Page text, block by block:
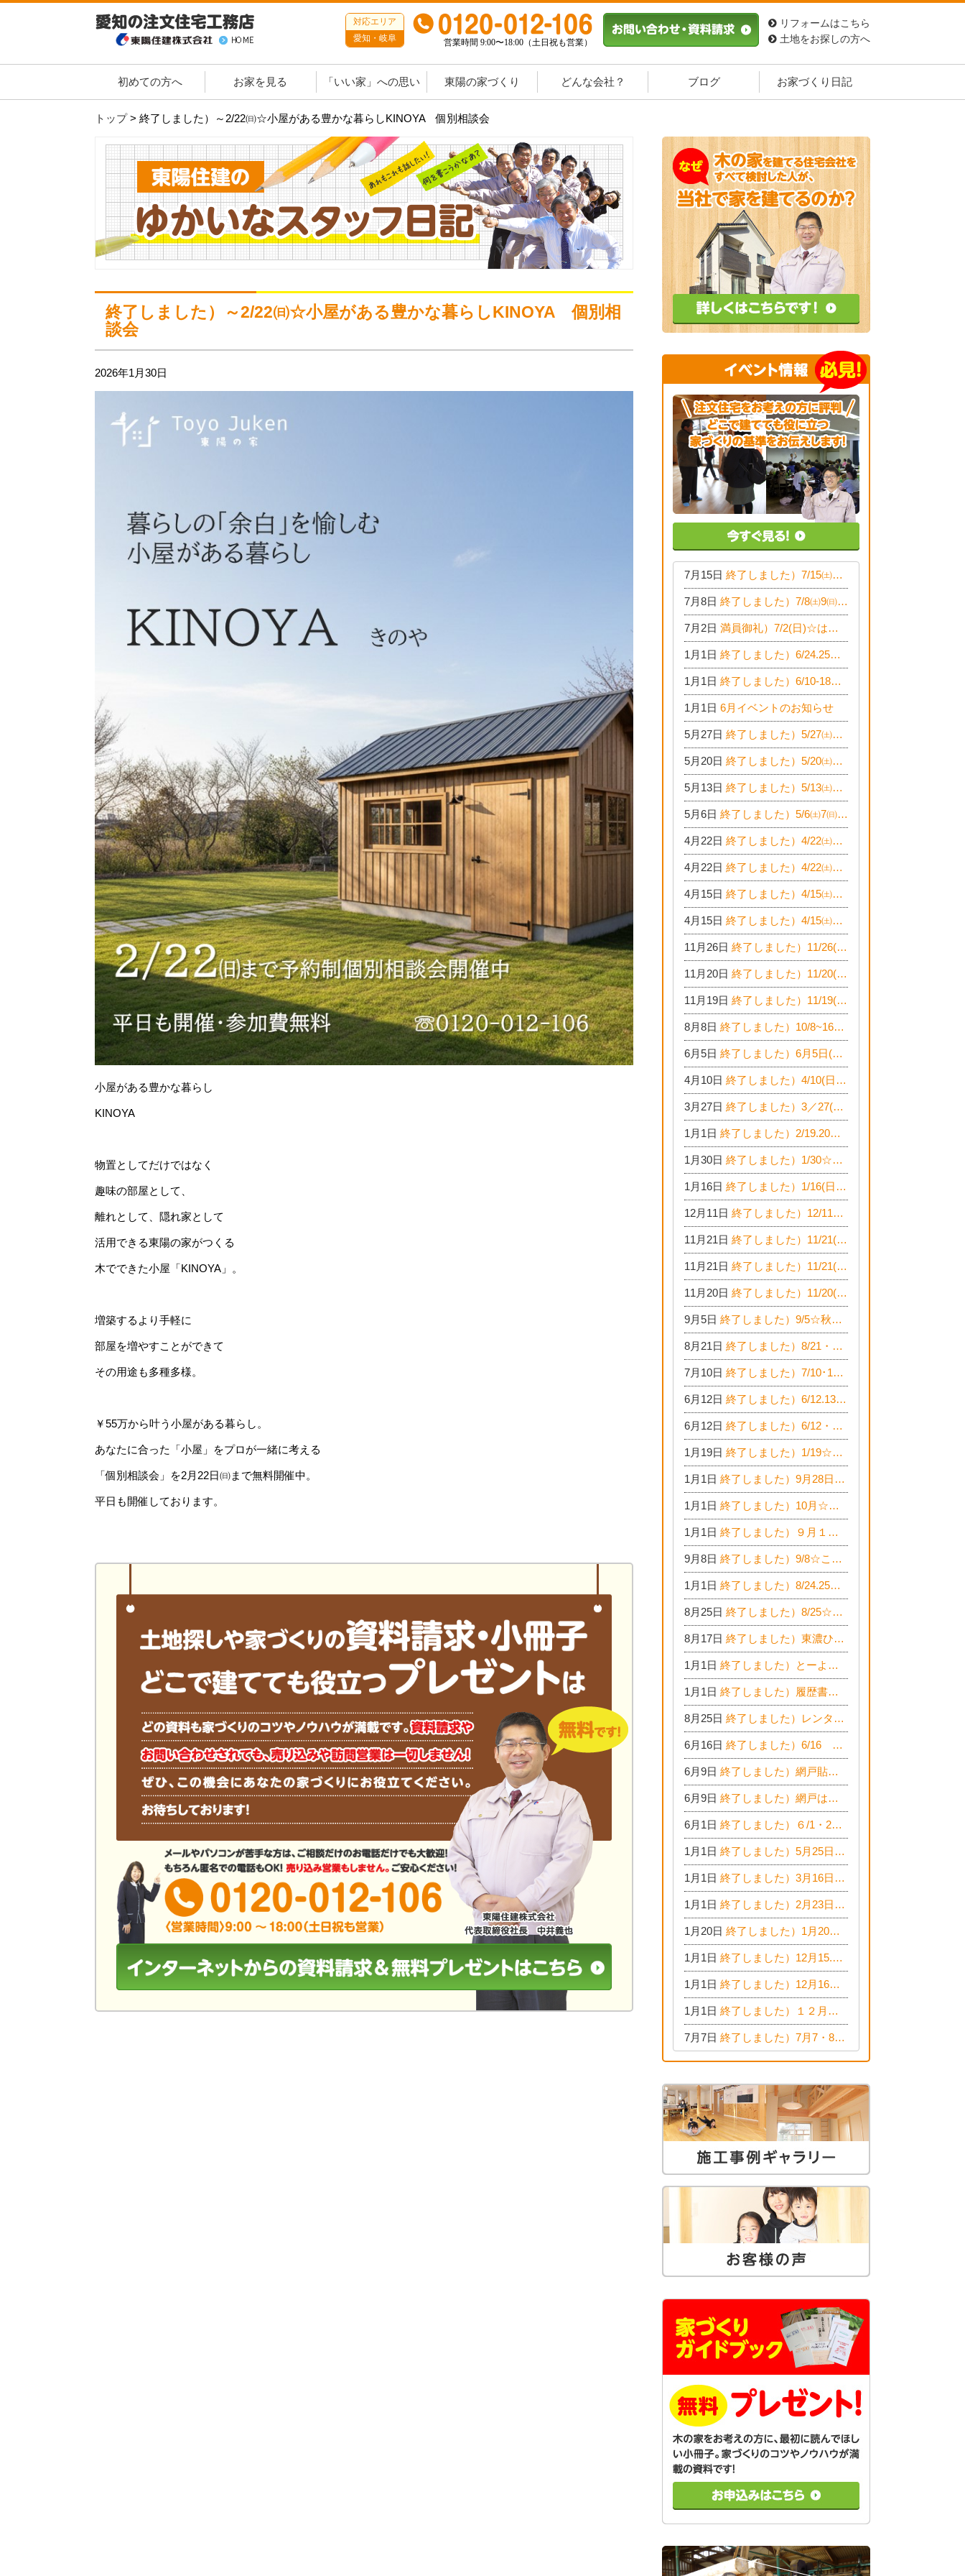
対応エリア
愛知・岐阜
営業時間 9:00〜18:00（土日祝も営業）
リフォームはこちら
土地をお探しの方へ
初めての方へ お家を見る 「いい家」への思い 東陽の家づくり どんな会社？ ブログ お家づくり日記
トップ> 終了しました）～2/22㈰☆小屋がある豊かな暮らしKINOYA 個別相談会
終了しました）～2/22㈰☆小屋がある豊かな暮らしKINOYA 個別相
談会
2026年1月30日
小屋がある豊かな暮らし
KINOYA
物置としてだけではなく
趣味の部屋として、
離れとして、隠れ家として
活用できる東陽の家がつくる
木でできた小屋「KINOYA」。
増築するより手軽に
部屋を増やすことができて
その用途も多種多様。
￥55万から叶う小屋がある暮らし。
あなたに合った「小屋」をプロが一緒に考える
「個別相談会」を2月22日㈰まで無料開催中。
平日も開催しております。
7月15日 終了しました）7/15㈯16㈰☆子育て世代の家づくり相談会
7月8日 終了しました）7/8㈯9㈰☆50代からの家づくり相談会
7月2日 満員御礼）7/2(日)☆はじめてのおつかいプロジェクト
1月1日 終了しました）6/24.25☆建築現場見学会in一宮市木曽川町
1月1日 終了しました）6/10-18☆予算￥500万でどこまでできるの？リフォーム相談会
1月1日 6月イベントのお知らせ
5月27日 終了しました）5/27㈯28㈰☆お得窓リフォーム個別相談会
5月20日 終了しました）5/20㈯21㈰☆築50年平屋のおうちリノベーション完成見学会
5月13日 終了しました）5/13㈯☆植林バスツアー開催！
5月6日 終了しました）5/6㈯7㈰14㈰☆残り1棟！一宮市限定モニター募集相談会(新築・建替え)
4月22日 終了しました）4/22㈯23㈰☆お得に窓リフォーム個別相談会
4月22日 終了しました）4/22㈯23㈰☆新築・建替えモニター募集個別相談会
4月15日 終了しました）4/15㈯16㈰☆家づくりゆっくりじっくり個別相談会
4月15日 終了しました）4/15㈯16㈰☆おうちリノベ個別相談会
11月26日 終了しました）11/26(土)・27(日)☆新築完成見学会 in一宮市あずら
11月20日 終了しました）11/20(日)☆増改築・リフォームまつり＆秋の味覚まつり＆芸術祭
11月19日 終了しました）11/19(土)☆リノベーション・家の修理まつり＆増改築・リフォームまつりin扶桑ゴルフ
8月8日 終了しました）10/8~16☆木でつくる平屋のおうちのつくり方【完全予約制】
6月5日 終了しました）6月5日(日)網戸張替承ります☆開催！
4月10日 終了しました）4/10(日)『収納がたくさんあるおうち現場見学会』
3月27日 終了しました）3／27(日)☆春のリフォーム！水まわりLDKリフォーム相談会&今がチャンス！エアコン相談会
1月1日 終了しました）2/19.20☆水まわり・LDKリフォーム相談会＆エアコン相談会
1月30日 終了しました）1/30☆耐震シェルター工法が見れる完成見学会
1月16日 終了しました）1/16(日)☆新春！増改築リフォーム&家の修理まつり
12月11日 終了しました）12/11〜20☆冬の大感謝祭クリスマス相談会開催
11月21日 終了しました）11/21(日)22(月)23(火)☆家の修理まつり＆増改築リフォーム相談会
11月21日 終了しました）11/21(日)☆家の修理相談会開催 in 扶桑オークビレッジ
11月20日 終了しました）11/20(土)21(日)☆いちのみや逸品市に出店します【ひのきのバラ販売】
9月5日 終了しました）9/5☆秋の相談会フェア☆完全予約制
8月21日 終了しました）8/21・22☆新築ハジメテさん相談会 『集まれ！農地に家を建てたい人！』
7月10日 終了しました）7/10･11☆新築ハジメテさん相談会 『集まれ！農地に家を建てたい人！』完全予約制
6月12日 終了しました）6/12.13★新築ハジメテさん 『木の家 現場体感見学会』
6月12日 終了しました）6/12・13☆新築ハジメテさん相談会『今ある土地に家を建てる際の注意点』
1月19日 終了しました）1/19☆新春！健康あったかまつり＆増改築リフォームまつり
1月1日 終了しました）9月28日(土)29日(日) 家の解体なんでも相談会
1月1日 終了しました）10月☆とーよーイベント情報
1月1日 終了しました）９月１２日(木) 助産師Cafe in東陽住建
9月8日 終了しました）9/8☆こども体験フェスティバル☆一宮市民会館
1月1日 終了しました）8/24.25☆住宅現場見学会
8月25日 終了しました）8/25☆家づくりのお仕事チャレンジ
8月17日 終了しました）東濃ひのき100％平屋住宅☆木の家完成見学会
1月1日 終了しました）とーよー木の学校inイオンモール木曽川
1月1日 終了しました）履歴書に書ける！子どもハンドアロマ講座☆
8月25日 終了しました）レンタルスペース☆イベント情報☆チャイルドアロマセラピスト
6月16日 終了しました）6/16 旬の家族フェアに参加します☆
6月9日 終了しました）網戸貼替えまつりへ社長よりご招待です♪
6月9日 終了しました）網戸はりかえ祭り☆今年も開催決定！
6月1日 終了しました）６/1・2 暮らしの相談会のお知らせ
1月1日 終了しました）5月25日(土)26日(日) 無垢の木の家体感見学会開催☆
1月1日 終了しました）3月16日(土)17日(日) ＥＤＩＯＮ東陽住建でんき館 総決算まつり
1月1日 終了しました）2月23日(土)24日(日) 無垢の木の家 完成見学会
1月20日 終了しました）1月20日は、新春増改築リフォームまつり＆家の修理祭り＆家電まつりです。
1月1日 終了しました）12月15.16日 構造見学会 清須市西枇杷島町弁天
1月1日 終了しました）12月16日 EDION東陽住建でんき OPEN第二弾イベント！！
1月1日 終了しました）１２月９日(日) EDION東陽住建でんき館プレＯＰＥＮ！＆家の修理まつり
7月7日 終了しました）7月7・8日（土・日）は、地震に強くて安心！暮らしを楽しむ東濃ひのきの平屋の家体験見学会を開催します。ぜひお越しください。